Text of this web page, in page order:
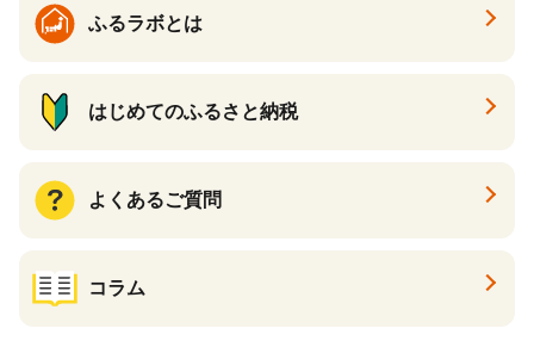
ふるラボとは
はじめてのふるさと納税
よくあるご質問
コラム